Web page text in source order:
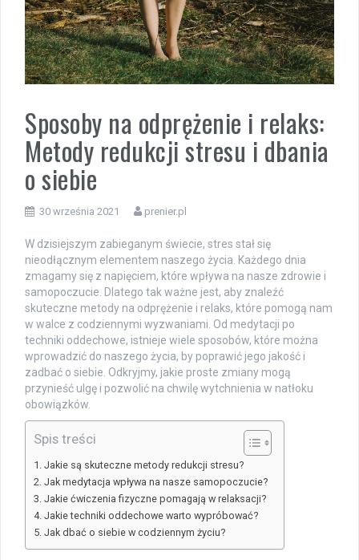
Sposoby na odprężenie i relaks:
Metody redukcji stresu i dbania
o siebie
30 września 2021 prenier.pl
W dzisiejszym zabieganym świecie, stres stał się
nieodłącznym elementem naszego życia. Każdego dnia
zmagamy się z napięciem, które wpływa na nasze zdrowie i
samopoczucie. Dlatego tak ważne jest, aby znaleźć
skuteczne metody na odprężenie i relaks, które pomogą nam
w walce z codziennymi wyzwaniami. Od medytacji po
techniki oddechowe, istnieje wiele sposobów, które można
wprowadzić do naszego życia, by poprawić jego jakość i
zadbać o siebie. Odkryjmy, jakie proste zmiany mogą
przynieść ulgę i pozwolić na chwilę wytchnienia w natłoku
obowiązków.
Spis treści
Jakie są skuteczne metody redukcji stresu?
Jak medytacja wpływa na nasze samopoczucie?
Jakie ćwiczenia fizyczne pomagają w relaksacji?
Jakie techniki oddechowe warto wypróbować?
Jak dbać o siebie w codziennym życiu?